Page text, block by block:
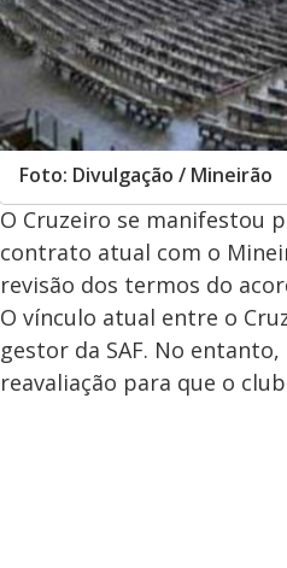
Foto: Divulgação / Mineirão
O Cruzeiro se manifestou
contrato atual com o
revisão dos termos do
O vínculo atual entre o
gestor da SAF. No
reavaliação para que o